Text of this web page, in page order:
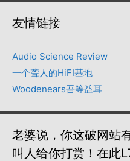
友情链接
Audio Science Review
一个聋人的HiFI基地
Woodenears吾等益耳
老婆说，你这破网
叫人给你打赏！在此